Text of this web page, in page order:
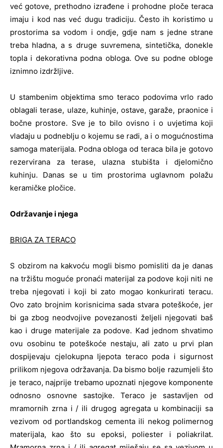
već gotove, prethodno izrađene i prohodne ploče teraca
imaju i kod nas već dugu tradiciju. Često ih koristimo u
prostorima sa vodom i ondje, gdje nam s jedne strane
treba hladna, a s druge suvremena, sintetička, donekle
topla i dekorativna podna obloga. Ove su podne obloge
iznimno izdržljive.
U stambenim objektima smo teraco podovima vrlo rado
oblagali terase, ulaze, kuhinje, ostave, garaže, praonice i
bočne prostore. Sve je to bilo ovisno i o uvjetima koji
vladaju u podneblju o kojemu se radi, a i o mogućnostima
samoga materijala. Podna obloga od teraca bila je gotovo
rezervirana za terase, ulazna stubišta i djelomično
kuhinju. Danas se u tim prostorima uglavnom polažu
keramičke pločice.
Održavanje i njega
BRIGA ZA TERACO
S obzirom na kakvoću mogli bismo pomisliti da je danas
na tržištu moguće pronaći materijal za podove koji niti ne
treba njegovati i koji bi zato mogao konkurirati teracu.
Ovo zato brojnim korisnicima sada stvara poteškoće, jer
bi ga zbog neodvojive povezanosti željeli njegovati baš
kao i druge materijale za podove. Kad jednom shvatimo
ovu osobinu te poteškoće nestaju, ali zato u prvi plan
dospijevaju cjelokupna ljepota teraco poda i sigurnost
prilikom njegova održavanja. Da bismo bolje razumjeli što
je teraco, najprije trebamo upoznati njegove komponente
odnosno osnovne sastojke. Teraco je sastavljen od
mramornih zrna i / ili drugog agregata u kombinaciji sa
vezivom od portlandskog cementa ili nekog polimernog
materijala, kao što su epoksi, poliester i poliakrilat.